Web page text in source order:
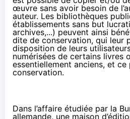
œuvre sans avoir besoin de
auteur. Les bibliothèques
établissements sans but
archives,...) peuvent ainsi
dite de conservation, qui leur
disposition de leurs
numérisées de certains livres
essentiellement anciens, et
conservation.
Dans l’affaire étudiée par la
allemande, une maison